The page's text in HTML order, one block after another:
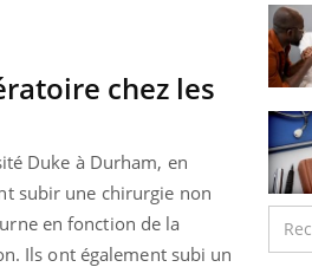
chez les
Duke à Durham, en
subir une chirurgie non
en fonction de la
Ils ont également subi un